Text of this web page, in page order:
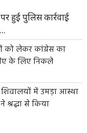
हुई पुलिस कार्रवाई
को लेकर कांग्रेस का
के लिए निकले
में उमड़ा आस्था
श्रद्धा से किया